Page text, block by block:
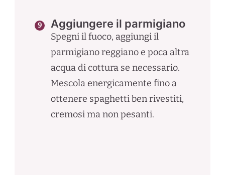
Aggiungere il parmigiano
Spegni il fuoco, aggiungi il
parmigiano reggiano e poca altra
acqua di cottura se necessario.
Mescola energicamente fino a
ottenere spaghetti ben rivestiti,
cremosi ma non pesanti.